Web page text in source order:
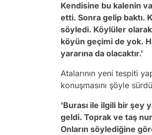
Kendisine bu kalenin
etti. Sonra gelip baktı.
söyledi. Köylüler olarak
köyün geçimi de yok.
yararına da olacaktır.'
Atalarının yeni tespiti
konuşmasını şöyle
'Burası ile ilgili bir şey
geldi. Toprak ve taş
Onların söylediğine